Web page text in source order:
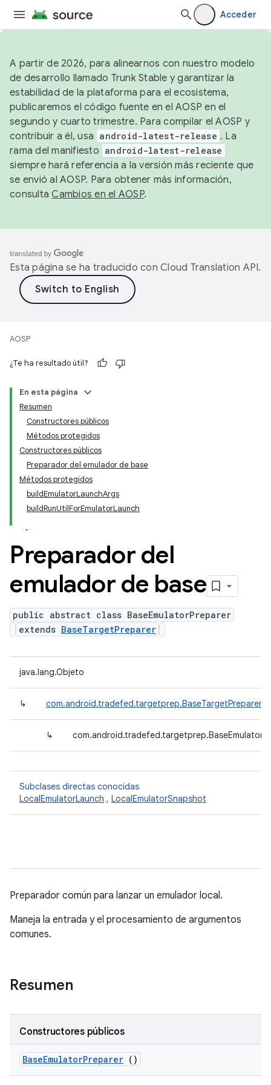
Acceder
A partir de 2026, para alinearnos con nuestro modelo
de desarrollo llamado Trunk Stable y garantizar la
estabilidad de la plataforma para el ecosistema,
publicaremos el código fuente en el AOSP en el
segundo y cuarto trimestre. Para compilar el AOSP y
contribuir a él, usa android-latest-release . La
rama del manifiesto android-latest-release
siempre hará referencia a la versión más reciente que
se envió al AOSP. Para obtener más información,
consultaCambios en el AOSP.
Esta página se ha traducido con Cloud Translation API.
AOSP
¿Te ha resultado útil?
En esta página
Resumen
Constructores públicos
Métodos protegidos
Constructores públicos
Preparador del emulador de base
Métodos protegidos
buildEmulatorLaunchArgs
buildRunUtilForEmulatorLaunch
Preparador del
emulador de base
public abstract class BaseEmulatorPreparer
extends BaseTargetPreparer
java.lang.Objeto
↳ com.android.tradefed.targetprep.BaseTargetPreparer
↳
Subclases directas conocidas
LocalEmulatorLaunch , LocalEmulatorSnapshot
Preparador común para lanzar un emulador local.
Maneja la entrada y el procesamiento de argumentos
comunes.
Resumen
Constructores públicos
BaseEmulatorPreparer ()